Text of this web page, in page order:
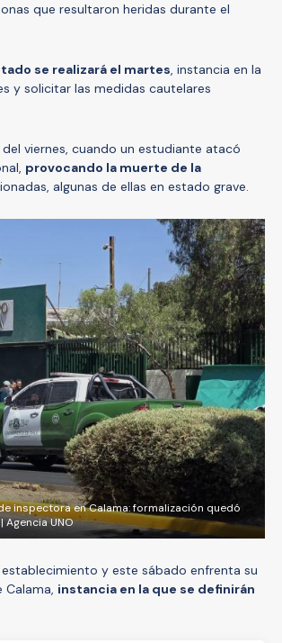
que resultaron heridas durante el
se realizará el martes, instancia en la
y solicitar las medidas cautelares
viernes, cuando un estudiante atacó
provocando la muerte de la
algunas de ellas en estado grave.
inspectora en Calama: formalización quedó
UNO
y este sábado enfrenta su
instancia en la que se definirán